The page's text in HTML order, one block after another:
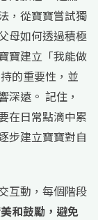
，從寶寶嘗試獨
母如何透過積極
寶建立「我能做
的重要性，並
深遠。 記住，
在日常點滴中累
步建立寶寶對自
互動，每個階段
和鼓勵，避免